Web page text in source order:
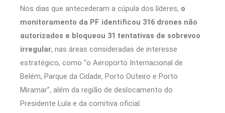
Nos dias que antecederam a cúpula dos líderes, o
monitoramento da PF identificou 316 drones não
autorizados e bloqueou 31 tentativas de sobrevoo
irregular, nas áreas consideradas de interesse
estratégico, como “o Aeroporto Internacional de
Belém, Parque da Cidade, Porto Outeiro e Porto
Miramar”, além da região de deslocamento do
Presidente Lula e da comitiva oficial.